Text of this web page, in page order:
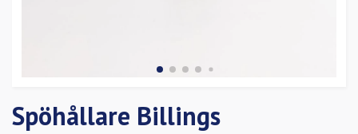
Spöhållare Billings